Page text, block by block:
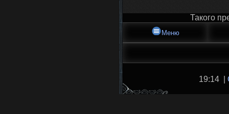
Такого
Меню
19:14 |